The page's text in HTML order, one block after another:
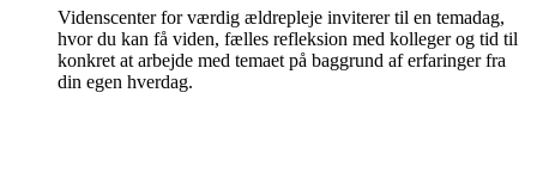
Videnscenter for værdig ældrepleje inviterer til en temadag,
hvor du kan få viden, fælles refleksion med kolleger og tid til
konkret at arbejde med temaet på baggrund af erfaringer fra
din egen hverdag.